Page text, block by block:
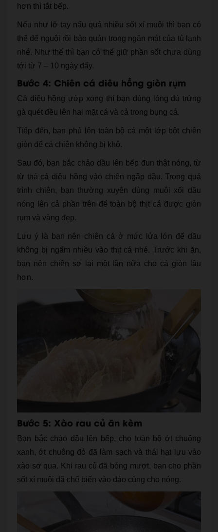
hơn thì tắt bếp.
Nếu như lỡ tay nấu quá nhiều sốt xí muội thì bạn có
thể để nguội rồi bảo quản trong ngăn mát của tủ lạnh
nhé. Như thế thì bạn có thể giữ phần sốt chưa dùng
tới từ 7 – 10 ngày đấy.
Bước 4: Chiên cá diêu hồng giòn rụm
Cá diêu hồng ướp xong thì bạn dùng lòng đỏ trứng
gà quét đều lên hai mặt cá và cả trong bụng cá.
Tiếp đến, bạn phủ lên toàn bộ cá một lớp bột chiên
giòn để cá chiên không bị khô.
Sau đó, bạn bắc chảo dầu lên bếp đun thật nóng, từ
từ thả cá diêu hồng vào chiên ngập dầu. Trong quá
trình chiên, bạn thường xuyên dùng muôi xối dầu
nóng lên cả phần trên để toàn bộ thịt cá được giòn
rụm và vàng đẹp.
Lưu ý là bạn nên chiên cá ở mức lửa lớn để dầu
không bị ngấm nhiều vào thịt cá nhé. Trước khi ăn,
bạn nên chiên sơ lại một lần nữa cho cá giòn lâu
hơn.
Bước 5: Xào rau củ ăn kèm
Bạn bắc chảo dầu lên bếp, cho toàn bộ ớt chuông
xanh, ớt chuông đỏ đã làm sạch và thái hạt lựu vào
xào sơ qua. Khi rau củ đã bóng mượt, bạn cho phần
sốt xí muội đã chế biến vào đảo cùng cho nóng.